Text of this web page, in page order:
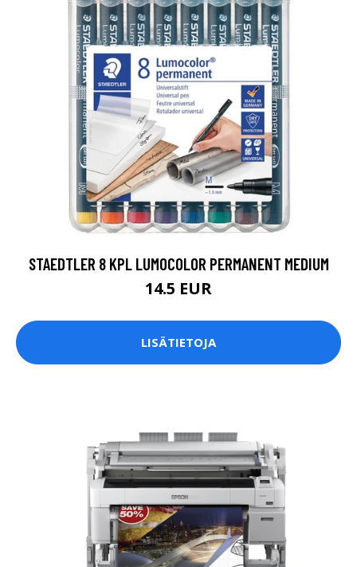
STAEDTLER 8 KPL LUMOCOLOR PERMANENT MEDIUM
14.5 EUR
LISÄTIETOJA